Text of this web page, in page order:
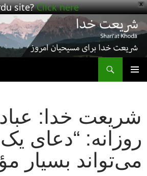
X
site?Click here!
شریعت خدا:
روزانه: “دعای یک
می‌تواند بسیار